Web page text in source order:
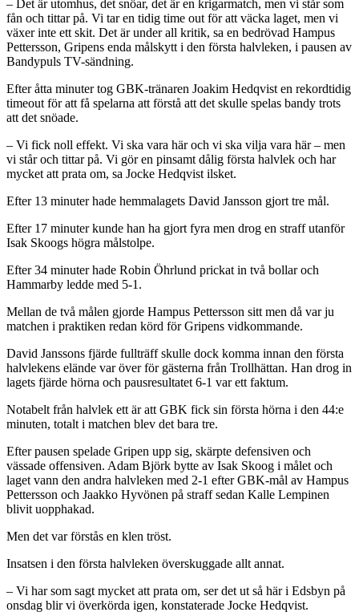
– Det är utomhus, det snöar, det är en krigarmatch, men vi står som
fån och tittar på. Vi tar en tidig time out för att väcka laget, men vi
växer inte ett skit. Det är under all kritik, sa en bedrövad Hampus
Pettersson, Gripens enda målskytt i den första halvleken, i pausen av
Bandypuls TV-sändning.
Efter åtta minuter tog GBK-tränaren Joakim Hedqvist en rekordtidig
timeout för att få spelarna att förstå att det skulle spelas bandy trots
att det snöade.
– Vi fick noll effekt. Vi ska vara här och vi ska vilja vara här – men
vi står och tittar på. Vi gör en pinsamt dålig första halvlek och har
mycket att prata om, sa Jocke Hedqvist ilsket.
Efter 13 minuter hade hemmalagets David Jansson gjort tre mål.
Efter 17 minuter kunde han ha gjort fyra men drog en straff utanför
Isak Skoogs högra målstolpe.
Efter 34 minuter hade Robin Öhrlund prickat in två bollar och
Hammarby ledde med 5-1.
Mellan de två målen gjorde Hampus Pettersson sitt men då var ju
matchen i praktiken redan körd för Gripens vidkommande.
David Janssons fjärde fullträff skulle dock komma innan den första
halvlekens elände var över för gästerna från Trollhättan. Han drog in
lagets fjärde hörna och pausresultatet 6-1 var ett faktum.
Notabelt från halvlek ett är att GBK fick sin första hörna i den 44:e
minuten, totalt i matchen blev det bara tre.
Efter pausen spelade Gripen upp sig, skärpte defensiven och
vässade offensiven. Adam Björk bytte av Isak Skoog i målet och
laget vann den andra halvleken med 2-1 efter GBK-mål av Hampus
Pettersson och Jaakko Hyvönen på straff sedan Kalle Lempinen
blivit uopphakad.
Men det var förstås en klen tröst.
Insatsen i den första halvleken överskuggade allt annat.
– Vi har som sagt mycket att prata om, ser det ut så här i Edsbyn på
onsdag blir vi överkörda igen, konstaterade Jocke Hedqvist.